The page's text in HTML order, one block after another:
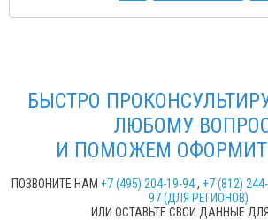
БЫСТРО
ЛЮБОМУ
И ПОМОЖЕМ
ПОЗВОНИТЕ НАМ +7 (495) 204-19-94, +7 (812)
97 (ДЛЯ РЕГИОНОВ)
ИЛИ ОСТАВЬТЕ СВОИ ДАННЫЕ